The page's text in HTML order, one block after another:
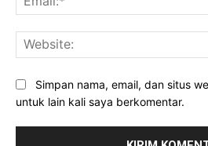
Simpan nama, email, dan situs
untuk lain kali saya berkomentar.